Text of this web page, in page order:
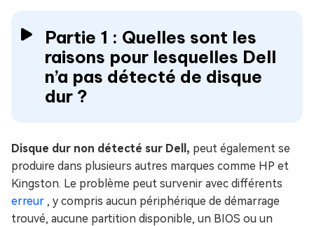
Partie 1 : Quelles sont les
raisons pour lesquelles Dell
n’a pas détecté de disque
dur ?
Disque dur non détecté sur Dell, peut également se
produire dans plusieurs autres marques comme HP et
Kingston. Le problème peut survenir avec différents
erreur , y compris aucun périphérique de démarrage
trouvé, aucune partition disponible, un BIOS ou un